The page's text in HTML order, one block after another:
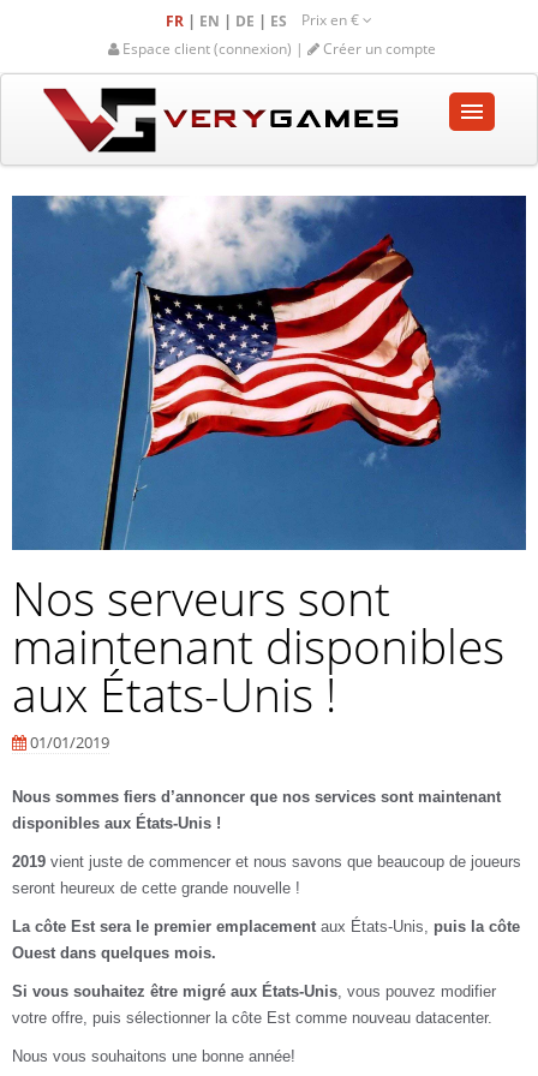
FR | EN | DE | ES Prix en€
Espace client (connexion) |
Créer un compte
BOUTIQUE
COMMUNAUTÉ
AIDE-SUPPORT
Panier vide
Nos serveurs sont
maintenant disponibles
aux États-Unis !
01/01/2019
Nous sommes fiers d’annoncer que nos services sont maintenant
disponibles aux États-Unis !
2019 vient juste de commencer et nous savons que beaucoup de joueurs
seront heureux de cette grande nouvelle !
La côte Est sera le premier emplacement aux États-Unis, puis la côte
Ouest dans quelques mois.
Si vous souhaitez être migré aux États-Unis, vous pouvez modifier
votre offre, puis sélectionner la côte Est comme nouveau datacenter.
Nous vous souhaitons une bonne année!